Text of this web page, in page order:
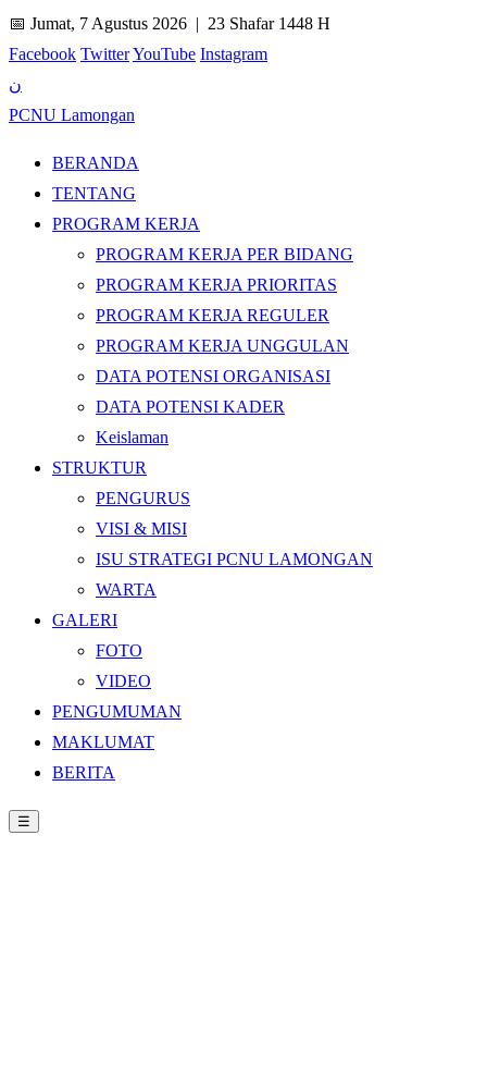
📅 Jumat, 7 Agustus 2026 | 23 Shafar 1448 H
Facebook TwitterYouTube Instagram
ن
PCNU Lamongan
BERANDA
TENTANG
PROGRAM KERJA
PROGRAM KERJA PER BIDANG
PROGRAM KERJA PRIORITAS
PROGRAM KERJA REGULER
PROGRAM KERJA UNGGULAN
DATA POTENSI ORGANISASI
DATA POTENSI KADER
Keislaman
STRUKTUR
PENGURUS
VISI & MISI
ISU STRATEGI PCNU LAMONGAN
WARTA
GALERI
FOTO
VIDEO
PENGUMUMAN
MAKLUMAT
BERITA
☰